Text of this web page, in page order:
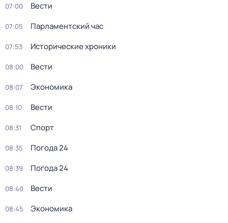
07:00 Вести
07:05 Парламентский час
07:53 Исторические хроники
08:00 Вести
08:07 Экономика
08:10 Вести
08:31 Спорт
08:35 Погода 24
08:39 Погода 24
08:40 Вести
08:45 Экономика